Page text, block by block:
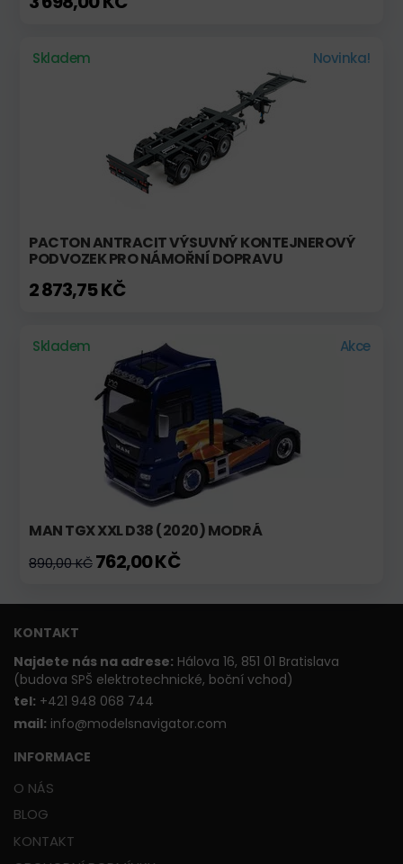
Skladem Novinka!
PACTON ANTRACIT VÝSUVNÝ KONTEJNEROVÝ
PODVOZEK PRO NÁMOŘNÍ DOPRAVU
2 873,75 KČ
Skladem Akce
MAN TGX XXL D38 (2020) MODRÁ
890,00 KČ 762,00 KČ
KONTAKT
Najdete nás na adrese: Hálova 16, 851 01 Bratislava
(budova SPŠ elektrotechnické, boční vchod)
tel: +421 948 068 744
mail: info@modelsnavigator.com
INFORMACE
O NÁS
BLOG
KONTAKT